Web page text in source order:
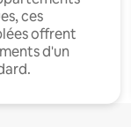
ces
offrent
d'un